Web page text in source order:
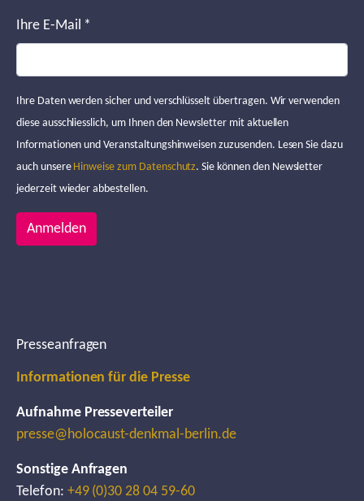
Ihre E-Mail *
Ihre Daten werden sicher und verschlüsselt übertragen. Wir verwenden
diese ausschliesslich, um Ihnen den Newsletter mit aktuellen
Informationen und Veranstaltungshinweisen zuzusenden. Lesen Sie dazu
auch unsere Hinweise zum Datenschutz. Sie können den Newsletter
jederzeit wieder abbestellen.
Anmelden
Presseanfragen
Informationen für die Presse
Aufnahme Presseverteiler
presse@holocaust-denkmal-berlin.de
Sonstige Anfragen
Telefon: +49 (0)30 28 04 59-60